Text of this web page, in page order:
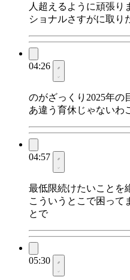
人超えるように頑張り
ショナルさすがに取り
04:26
のがざっくり2025年
あ違う育休じゃないわ
04:57
最低限続けたいことを
こういうとこで困って
とで
05:30